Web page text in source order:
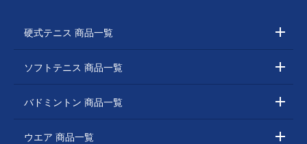
硬式テニス 商品一覧
ソフトテニス 商品一覧
バドミントン 商品一覧
ウエア 商品一覧